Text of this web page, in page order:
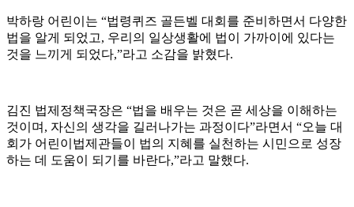
박하랑 어린이는 “법령퀴즈 골든벨 대회를 준비하면서 다양한
법을 알게 되었고, 우리의 일상생활에 법이 가까이에 있다는
것을 느끼게 되었다,”라고 소감을 밝혔다.
김진 법제정책국장은 “법을 배우는 것은 곧 세상을 이해하는
것이며 , 자신의 생각을 길러나가는 과정이다”라면서 “오늘 대
회가 어린이법제관들이 법의 지혜를 실천하는 시민으로 성장
하는 데 도움이 되기를 바란다,”라고 말했다.